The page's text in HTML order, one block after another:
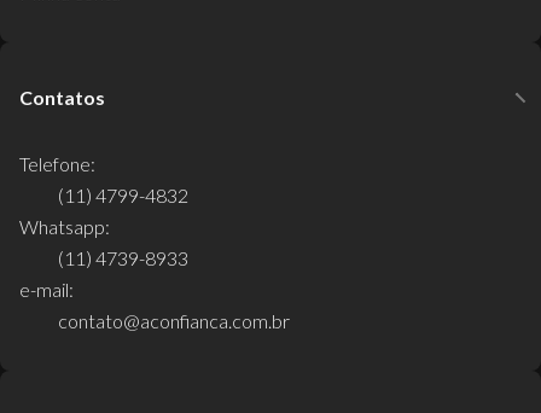
Contatos
Telefone:
(11) 4799-4832
Whatsapp:
(11) 4739-8933
e-mail:
contato@aconfianca.com.br